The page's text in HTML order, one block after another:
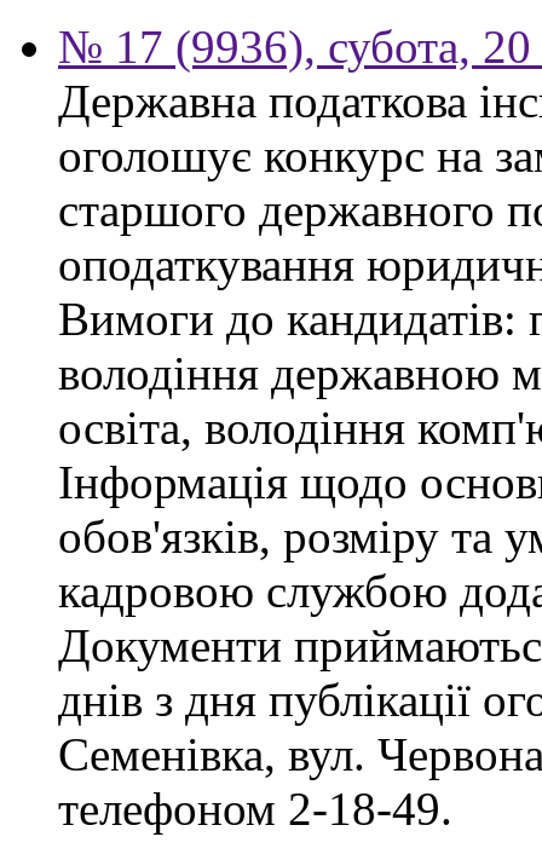
№ 17 (9936), субота,
Державна податкова
оголошує конкурс на
старшого державного
оподаткування
Вимоги до кандидатів:
володіння державною
освіта, володіння
Інформація щодо
обов'язків, розміру та
кадровою службою
Документи
днів з дня публікації
Семенівка, вул.
телефоном 2-18-49.